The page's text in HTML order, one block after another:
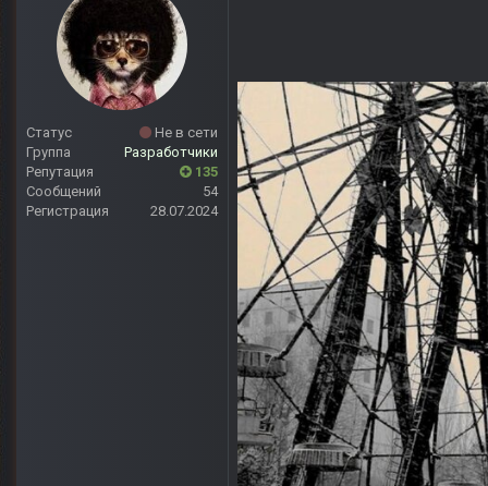
Статус
Не в сети
Группа
Разработчики
Репутация
135
Сообщений
54
Регистрация
28.07.2024